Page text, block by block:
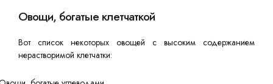
Овощи, богатые клетчаткой
Вот список некоторых овощей с высоким содержанием
нерастворимой клетчатки: